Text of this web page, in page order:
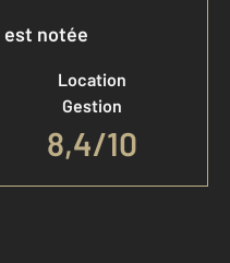
est notée
Location
Gestion
8,4/10